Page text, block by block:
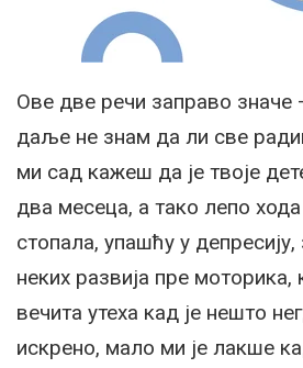
Ове две речи заправо значе
даље не знам да ли све
ми сад кажеш да је твоје
два месеца, а тако лепо
стопала, упашћу у
неких развија пре моторика,
вечита утеха кад је нешто
искрено, мало ми је лакше